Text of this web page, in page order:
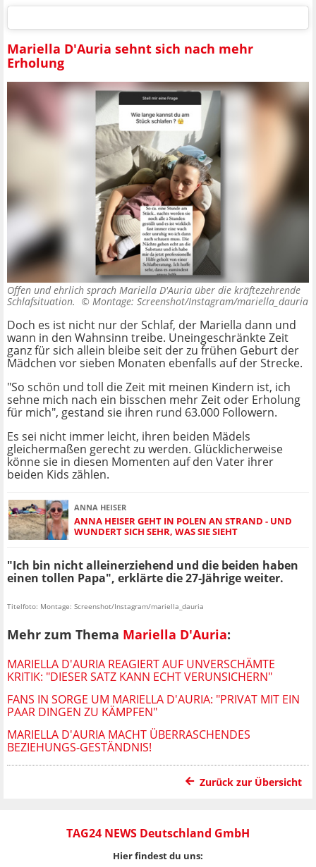
Mariella D'Auria sehnt sich nach mehr
Erholung
Offen und ehrlich sprach Mariella D'Auria über die kräftezehrende
Schlafsituation. © Montage: Screenshot/Instagram/mariella_dauria
Doch es ist nicht nur der Schlaf, der Mariella dann und
wann in den Wahnsinn treibe. Uneingeschränkte Zeit
ganz für sich allein bleibe seit der zu frühen Geburt der
Mädchen vor sieben Monaten ebenfalls auf der Strecke.
"So schön und toll die Zeit mit meinen Kindern ist, ich
sehne mich nach ein bisschen mehr Zeit oder Erholung
für mich", gestand sie ihren rund 63.000 Followern.
Es sei nicht immer leicht, ihren beiden Mädels
gleichermaßen gerecht zu werden. Glücklicherweise
könne sie in diesen Momenten auf den Vater ihrer
beiden Kids zählen.
ANNA HEISER
ANNA HEISER GEHT IN POLEN AN STRAND - UND
WUNDERT SICH SEHR, WAS SIE SIEHT
"Ich bin nicht alleinerziehend und die beiden haben
einen tollen Papa", erklärte die 27-Jährige weiter.
Titelfoto: Montage: Screenshot/Instagram/mariella_dauria
Mehr zum Thema Mariella D'Auria:
MARIELLA D'AURIA REAGIERT AUF UNVERSCHÄMTE
KRITIK: "DIESER SATZ KANN ECHT VERUNSICHERN"
FANS IN SORGE UM MARIELLA D'AURIA: "PRIVAT MIT EIN
PAAR DINGEN ZU KÄMPFEN"
MARIELLA D'AURIA MACHT ÜBERRASCHENDES
BEZIEHUNGS-GESTÄNDNIS!
Zurück zur Übersicht
TAG24 NEWS Deutschland GmbH
Hier findest du uns: